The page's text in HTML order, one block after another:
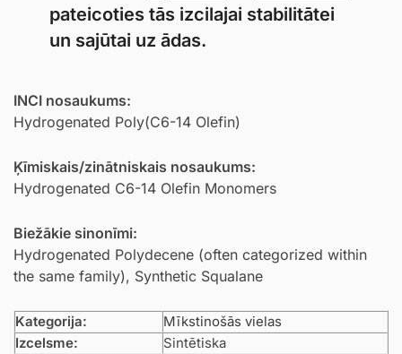
pateicoties tās izcilajai stabilitātei
un sajūtai uz ādas.
INCI nosaukums:
Hydrogenated Poly(C6-14 Olefin)
Ķīmiskais/zinātniskais nosaukums:
Hydrogenated C6-14 Olefin Monomers
Biežākie sinonīmi:
Hydrogenated Polydecene (often categorized within
the same family), Synthetic Squalane
Kategorija:
Mīkstinošās vielas
Izcelsme:
Sintētiska